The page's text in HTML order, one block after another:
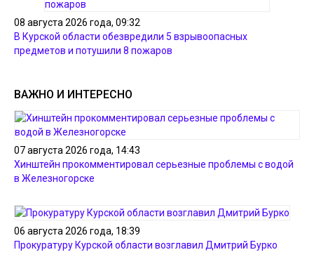
08 августа 2026 года, 09:32
В Курской области обезвредили 5 взрывоопасных
предметов и потушили 8 пожаров
ВАЖНО И ИНТЕРЕСНО
07 августа 2026 года, 14:43
Хинштейн прокомментировал серьезные проблемы с водой
в Железногорске
06 августа 2026 года, 18:39
Прокуратуру Курской области возглавил Дмитрий Бурко